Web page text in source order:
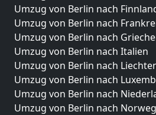
Umzug von Berlin nach
Umzug von Berlin nach
Umzug von Berlin nach
Umzug von Berlin nach Italien
Umzug von Berlin nach
Umzug von Berlin nach
Umzug von Berlin nach
Umzug von Berlin nach